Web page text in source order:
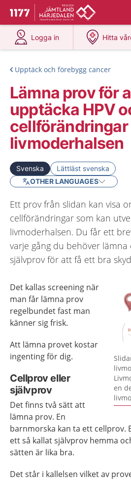
Till startsidan för 1177
Du har valt region
Logga in
på 1177.se
Hitta
på
Upptäck och förebygg cancer
Lämna prov för
upptäcka HPV
cellförändringar
livmoderhalsen
Svenska
Lättläst svenska
OTHER LANGUAGES
Ett prov från slidan kan visa
cellförändringar som kan
livmoderhalsen. Du får ett
varje gång du behöver lämna
självprov för att få ett bra
en
Det kallas screening när
man får lämna prov
regelbundet fast man
känner sig frisk.
Att lämna provet kostar
ingenting för dig.
Cellprov eller
självprov
Det finns två sätt att
lämna prov. En
barnmorska kan ta ett cellprov.
ett så kallat självprov hemma
sätten är lika bra.
Det står i kallelsen vilket av